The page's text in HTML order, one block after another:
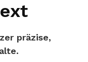
präzise,